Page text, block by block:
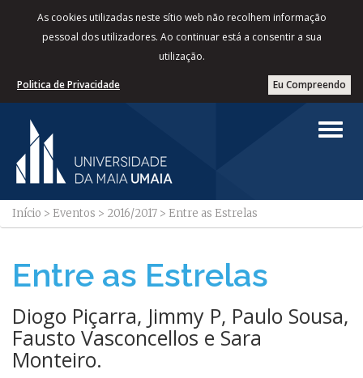
As cookies utilizadas neste sítio web não recolhem informação
pessoal dos utilizadores. Ao continuar está a consentir a sua
utilização.
Eu Compreendo
Politica de Privacidade
Início > Eventos > 2016/2017 > Entre as Estrelas
Entre as Estrelas
Diogo Piçarra, Jimmy P, Paulo Sousa,
Fausto Vasconcellos e Sara
Monteiro.